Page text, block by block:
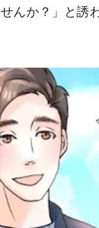
んか？」と誘